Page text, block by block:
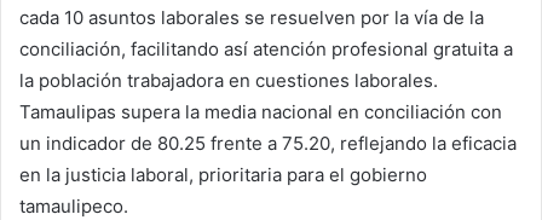
cada 10 asuntos laborales se resuelven por la vía de la
conciliación, facilitando así atención profesional gratuita a
la población trabajadora en cuestiones laborales.
Tamaulipas supera la media nacional en conciliación con
un indicador de 80.25 frente a 75.20, reflejando la eficacia
en la justicia laboral, prioritaria para el gobierno
tamaulipeco.